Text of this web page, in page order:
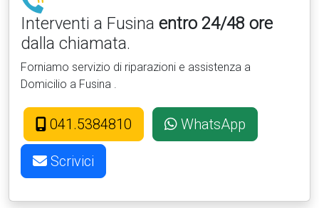
Interventi a Fusina entro 24/48 ore
dalla chiamata.
Forniamo servizio di riparazioni e assistenza a
Domicilio a Fusina .
041.5384810 WhatsApp
Scrivici